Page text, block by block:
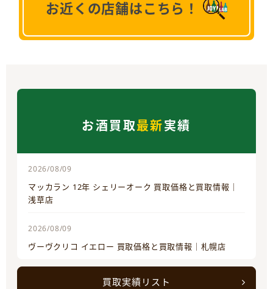
お近くの店舗はこちら！
お酒買取最新実績
2026/08/09
マッカラン 12年 シェリーオーク 買取価格と買取情報｜
浅草店
2026/08/09
ヴーヴクリコ イエロー 買取価格と買取情報｜札幌店
買取実績リスト